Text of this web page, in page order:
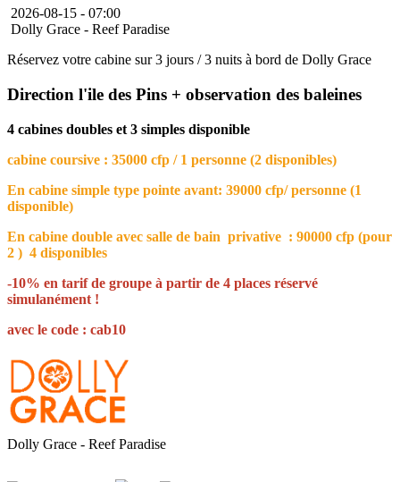
2026-08-15 - 07:00
Dolly Grace - Reef Paradise
Réservez votre cabine sur 3 jours / 3 nuits à bord de Dolly Grace
Direction l'ile des Pins + observation des baleines
4 cabines doubles et 3 simples disponible
cabine coursive : 35000 cfp / 1 personne (2 disponibles)
En cabine simple type pointe avant: 39000 cfp/ personne (1
disponible)
En cabine double avec salle de bain privative : 90000 cfp (pour
2 ) 4 disponibles
-10% en tarif de groupe à partir de 4 places réservé
simulanément !
avec le code : cab10
Dolly Grace - Reef Paradise